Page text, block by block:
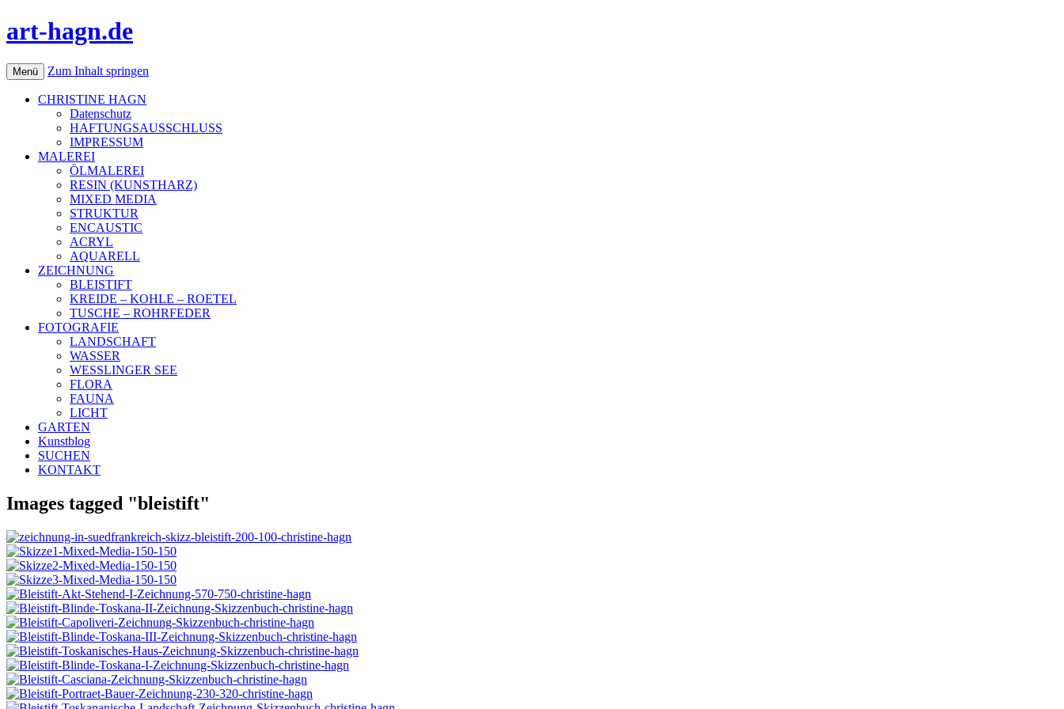
art-hagn.de
Menü Zum Inhalt springen
CHRISTINE HAGN
Datenschutz
HAFTUNGSAUSSCHLUSS
IMPRESSUM
MALEREI
ÖLMALEREI
RESIN (KUNSTHARZ)
MIXED MEDIA
STRUKTUR
ENCAUSTIC
ACRYL
AQUARELL
ZEICHNUNG
BLEISTIFT
KREIDE – KOHLE – ROETEL
TUSCHE – ROHRFEDER
FOTOGRAFIE
LANDSCHAFT
WASSER
WESSLINGER SEE
FLORA
FAUNA
LICHT
GARTEN
Kunstblog
SUCHEN
KONTAKT
Images tagged "bleistift"